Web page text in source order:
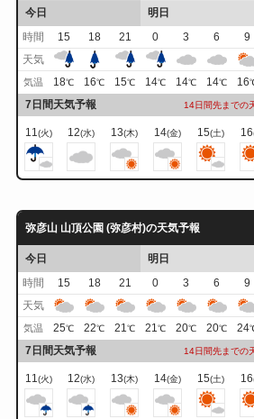
今日
明日
時間
15 18 21 0 3 6 9
天気
気温 18℃ 16℃ 15℃ 14℃ 14℃ 14℃ 16
7日間天気予報 14日間先までの
11(火) 12(水) 13(木) 14(金) 15(土) 16
弥彦山 山頂公園 (弥彦村)の天気予報
今日
明日
時間
15 18 21 0 3 6 9
天気
気温 25℃ 22℃ 21℃ 21℃ 20℃ 20℃ 24
7日間天気予報 14日間先までの
11(火) 12(水) 13(木) 14(金) 15(土) 16